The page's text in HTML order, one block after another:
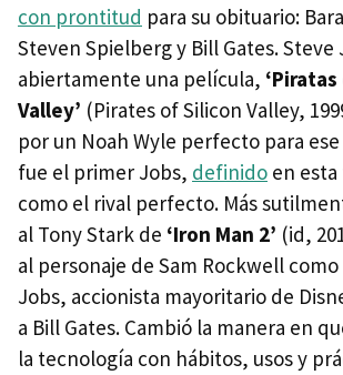
con prontitud para su obituario:
Steven Spielberg y Bill Gates. Steve
abiertamente una película,
Valley’ (Pirates of Silicon Valley,
por un Noah Wyle perfecto para
fue el primer Jobs, definido en
como el rival perfecto. Más
al Tony Stark de ‘Iron Man 2’ (id,
al personaje de Sam Rockwell
Jobs, accionista mayoritario de
a Bill Gates. Cambió la manera en
la tecnología con hábitos, usos y